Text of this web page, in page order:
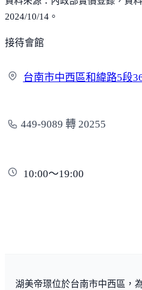
2024/10/14。
接待會館
台南市中西區和緯路5段
449-9089 轉 20255
10:00～19:00
湖美帝璟位於台南市中西區，